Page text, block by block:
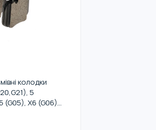
колодки
5
(G05), X6 (G06)